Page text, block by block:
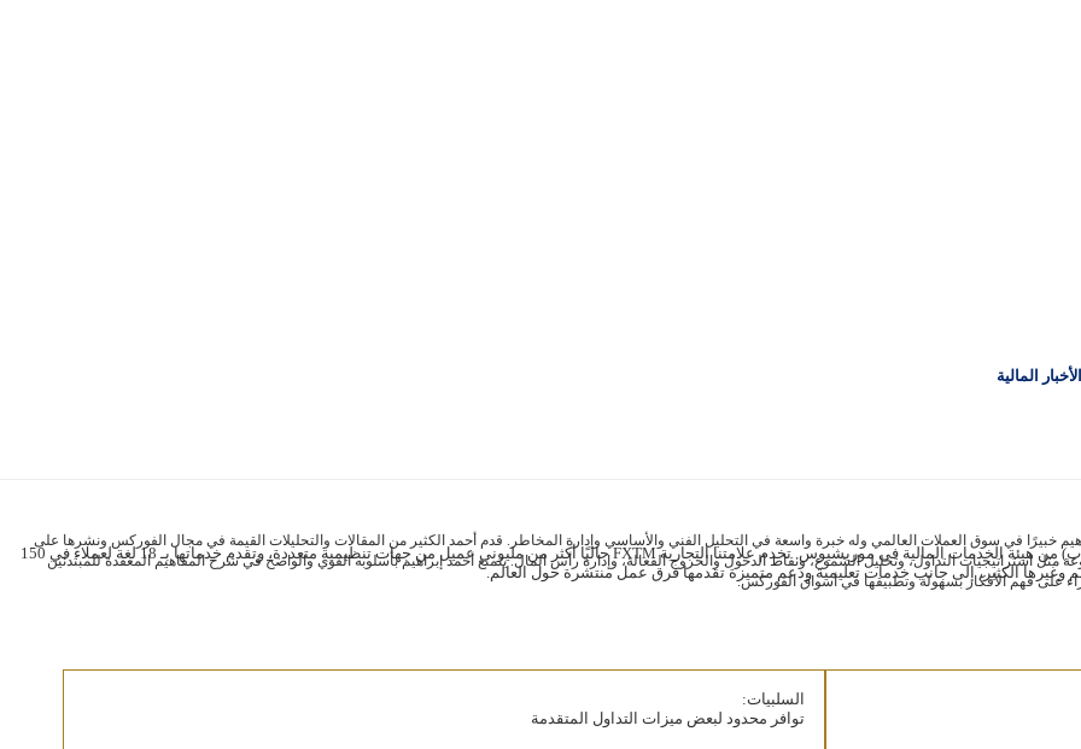
المالية
الشركة وسيط حاصل على رخصة وسيط استثمار (وسيط خدمات كاملة - باستثناء الاكتتاب) من هيئة الخدمات المالية في موريشيوس. تخدم علامتنا التجارية FXTM حاليًا أكثر من مليوني عميل من جهات تنظيمية متعددة، وتقدم خدماتها بـ 18 لغة لعملاء في 150
وغيرها الكثير، إلى جانب خدمات تعليمية ودعم متميزة تقدمها فرق عمل منتشرة حول العالم.
السلبيات:
توافر محدود لبعض ميزات التداول المتقدمة
خبيرًا في سوق العملات العالمي وله خبرة واسعة في التحليل الفني والأساسي وإدارة المخاطر. قدم أحمد الكثير من المقالات والتحليلات القيمة في مجال الفوركس ونشرها على
مثل استراتيجيات التداول، وتحليل الشموع، ونقاط الدخول والخروج الفعالة، وإدارة رأس المال. يتمتع أحمد إبراهيم بأسلوبه القوي والواضح في شرح المفاهيم المعقدة للمبتدئين
على فهم الأفكار بسهولة وتطبيقها في أسواق الفوركس.